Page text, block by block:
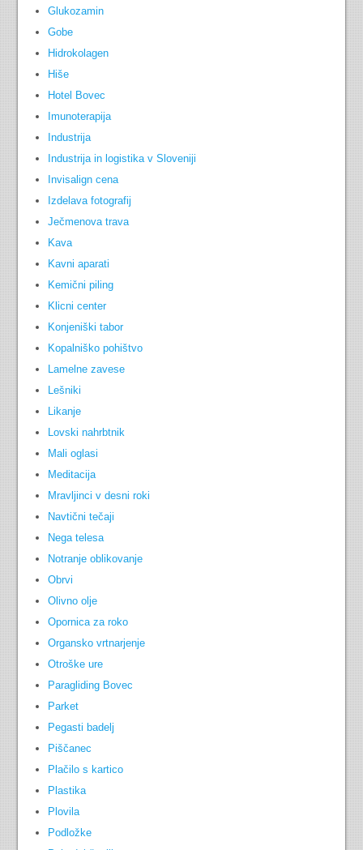
Glukozamin
Gobe
Hidrokolagen
Hiše
Hotel Bovec
Imunoterapija
Industrija
Industrija in logistika v Sloveniji
Invisalign cena
Izdelava fotografij
Ječmenova trava
Kava
Kavni aparati
Kemični piling
Klicni center
Konjeniški tabor
Kopalniško pohištvo
Lamelne zavese
Lešniki
Likanje
Lovski nahrbtnik
Mali oglasi
Meditacija
Mravljinci v desni roki
Navtični tečaji
Nega telesa
Notranje oblikovanje
Obrvi
Olivno olje
Opornica za roko
Organsko vrtnarjenje
Otroške ure
Paragliding Bovec
Parket
Pegasti badelj
Piščanec
Plačilo s kartico
Plastika
Plovila
Podložke